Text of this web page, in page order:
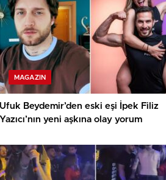
MAGAZIN
Ufuk Beydemir’den eski eşi İpek Filiz
Yazıcı’nın yeni aşkına olay yorum